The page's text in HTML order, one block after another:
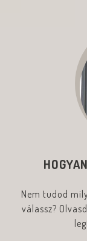
Nem tudod
válassz?